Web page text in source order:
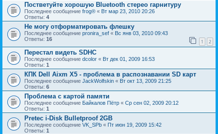
Постветуйте хорошую Bluetooth стерео гарнитуру
Последнее сообщение frog® « Вт мар 23, 2010 20:26
Ответы: 4
Не могу отформатировать флешку
Последнее сообщение pronira_sef « Вс янв 03, 2010 09:43
Ответы: 16 1 2
Перестал видеть SDHC
Последнее сообщение dcolor « Вт дек 01, 2009 16:53
Ответы: 1
КПК Dell Aixm X5 - проблема в распознавании SD карт
Последнее сообщение JackWolfskin « Вт окт 13, 2009 21:25
Ответы: 6
Проблема с картой памяти
Последнее сообщение Байкалов Пётр « Ср сен 02, 2009 20:12
Ответы: 1
Pretec i-Disk Bulletproof 2GB
Последнее сообщение VK_SPb « Пт июн 19, 2009 15:42
Ответы: 1